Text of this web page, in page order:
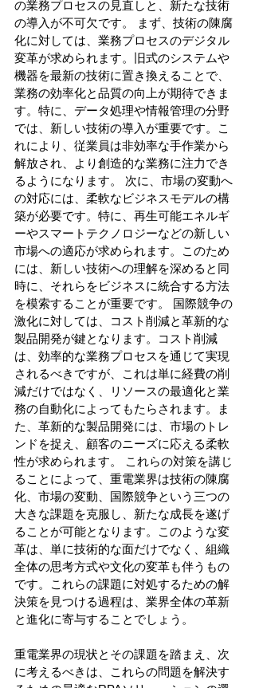
の業務プロセスの見直しと、新たな技術
の導入が不可欠です。 まず、技術の陳腐
化に対しては、業務プロセスのデジタル
変革が求められます。旧式のシステムや
機器を最新の技術に置き換えることで、
業務の効率化と品質の向上が期待できま
す。特に、データ処理や情報管理の分野
では、新しい技術の導入が重要です。こ
れにより、従業員は非効率な手作業から
解放され、より創造的な業務に注力でき
るようになります。 次に、市場の変動へ
の対応には、柔軟なビジネスモデルの構
築が必要です。特に、再生可能エネルギ
ーやスマートテクノロジーなどの新しい
市場への適応が求められます。このため
には、新しい技術への理解を深めると同
時に、それらをビジネスに統合する方法
を模索することが重要です。 国際競争の
激化に対しては、コスト削減と革新的な
製品開発が鍵となります。コスト削減
は、効率的な業務プロセスを通じて実現
されるべきですが、これは単に経費の削
減だけではなく、リソースの最適化と業
務の自動化によってもたらされます。ま
た、革新的な製品開発には、市場のトレ
ンドを捉え、顧客のニーズに応える柔軟
性が求められます。 これらの対策を講じ
ることによって、重電業界は技術の陳腐
化、市場の変動、国際競争という三つの
大きな課題を克服し、新たな成長を遂げ
ることが可能となります。このような変
革は、単に技術的な面だけでなく、組織
全体の思考方式や文化の変革も伴うもの
です。これらの課題に対処するための解
決策を見つける過程は、業界全体の革新
と進化に寄与することでしょう。
重電業界の現状とその課題を踏まえ、次
に考えるべきは、これらの問題を解決す